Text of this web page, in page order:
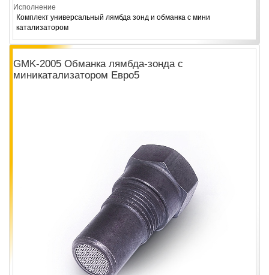
Исполнение
Комплект универсальный лямбда зонд и обманка с мини
катализатором
GMK-2005 Обманка лямбда-зонда с
миникатализатором Евро5